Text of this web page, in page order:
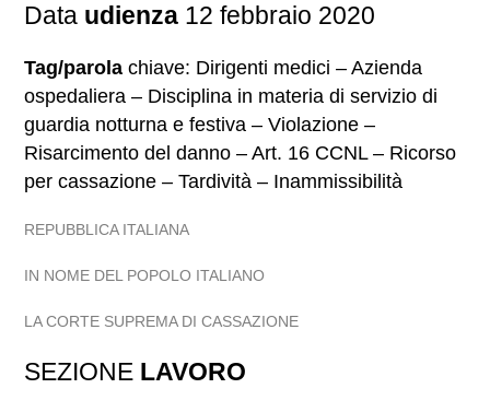
Data udienza 12 febbraio 2020
Tag/parola chiave: Dirigenti medici – Azienda
ospedaliera – Disciplina in materia di servizio di
guardia notturna e festiva – Violazione –
Risarcimento del danno – Art. 16 CCNL – Ricorso
per cassazione – Tardività – Inammissibilità
REPUBBLICA ITALIANA
IN NOME DEL POPOLO ITALIANO
LA CORTE SUPREMA DI CASSAZIONE
SEZIONE LAVORO